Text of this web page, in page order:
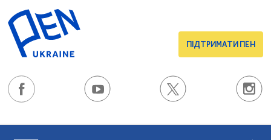
ПІДТРИМАТИ ПЕН